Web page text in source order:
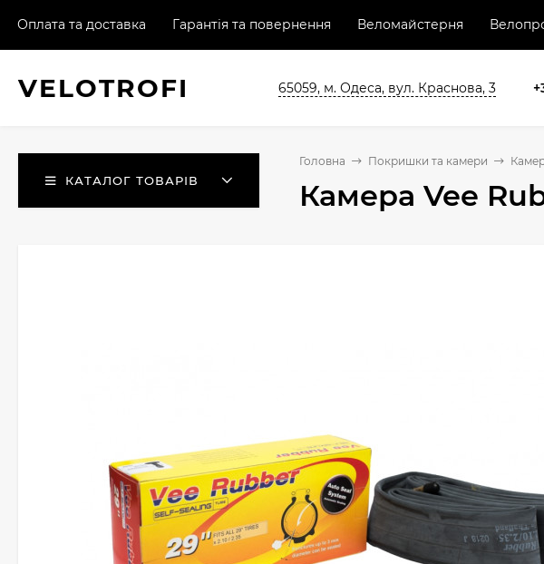
Оплата та доставка Гарантія та повернення Веломайстерня
VELOTROFI 65059, м. Одеса, вул. Краснова, 3
КАТАЛОГ ТОВАРІВ
Головна Покришки та камери
Камера Vee